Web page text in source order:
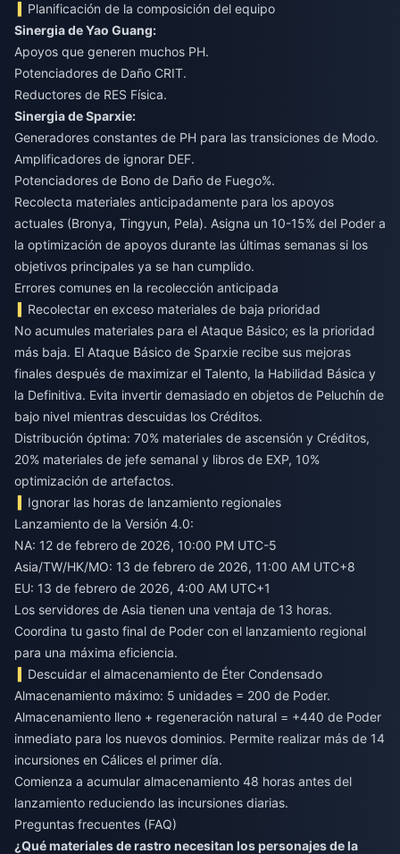
Planificación de la composición del equipo
Sinergia de Yao Guang:
Apoyos que generen muchos PH.
Potenciadores de Daño CRIT.
Reductores de RES Física.
Sinergia de Sparxie:
Generadores constantes de PH para las transiciones de Modo.
Amplificadores de ignorar DEF.
Potenciadores de Bono de Daño de Fuego%.
Recolecta materiales anticipadamente para los apoyos
actuales (Bronya, Tingyun, Pela). Asigna un 10-15% del Poder a
la optimización de apoyos durante las últimas semanas si los
objetivos principales ya se han cumplido.
Errores comunes en la recolección anticipada
Recolectar en exceso materiales de baja prioridad
No acumules materiales para el Ataque Básico; es la prioridad
más baja. El Ataque Básico de Sparxie recibe sus mejoras
finales después de maximizar el Talento, la Habilidad Básica y
la Definitiva. Evita invertir demasiado en objetos de Peluchín de
bajo nivel mientras descuidas los Créditos.
Distribución óptima: 70% materiales de ascensión y Créditos,
20% materiales de jefe semanal y libros de EXP, 10%
optimización de artefactos.
Ignorar las horas de lanzamiento regionales
Lanzamiento de la Versión 4.0:
NA: 12 de febrero de 2026, 10:00 PM UTC-5
Asia/TW/HK/MO: 13 de febrero de 2026, 11:00 AM UTC+8
EU: 13 de febrero de 2026, 4:00 AM UTC+1
Los servidores de Asia tienen una ventaja de 13 horas.
Coordina tu gasto final de Poder con el lanzamiento regional
para una máxima eficiencia.
Descuidar el almacenamiento de Éter Condensado
Almacenamiento máximo: 5 unidades = 200 de Poder.
Almacenamiento lleno + regeneración natural = +440 de Poder
inmediato para los nuevos dominios. Permite realizar más de 14
incursiones en Cálices el primer día.
Comienza a acumular almacenamiento 48 horas antes del
lanzamiento reduciendo las incursiones diarias.
Preguntas frecuentes (FAQ)
¿Qué materiales de rastro necesitan los personajes de la